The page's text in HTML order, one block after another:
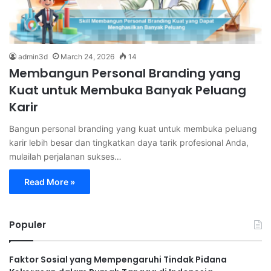
admin3d March 24, 2026 14
Membangun Personal Branding yang
Kuat untuk Membuka Banyak Peluang
Karir
Bangun personal branding yang kuat untuk membuka peluang
karir lebih besar dan tingkatkan daya tarik profesional Anda,
mulailah perjalanan sukses…
Read More »
Populer
Faktor Sosial yang Mempengaruhi Tindak Pidana